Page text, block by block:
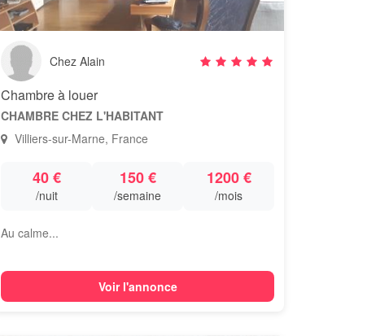
Chez Alain
Chambre à louer
CHAMBRE CHEZ L'HABITANT
Villiers-sur-Marne, France
40 €
/nuit
150 €
/semaine
1200 €
/mois
Au calme...
Voir l'annonce